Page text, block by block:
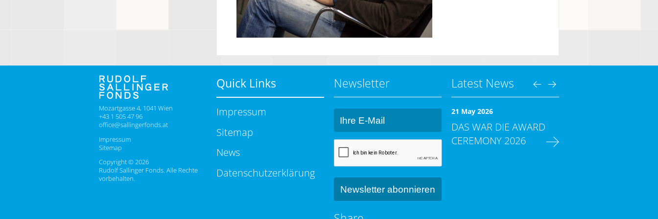
Mozartgasse 4, 1041 Wien
+43 1 505 47 96
office@sallingerfonds.at
Impressum
Sitemap
Copyright © 2026
Rudolf Sallinger Fonds. Alle Rechte
vorbehalten.
Quick Links
Impressum
Sitemap
News
Datenschutzerklärung
Newsletter Latest News
21 May 2026
DAS WAR DIE AWARD
CEREMONY 2026